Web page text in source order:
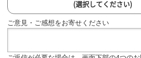
(選択してください)
ご意見・ご感想をお寄せください